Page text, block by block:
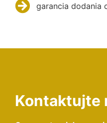
garancia dodania
Kontaktujte